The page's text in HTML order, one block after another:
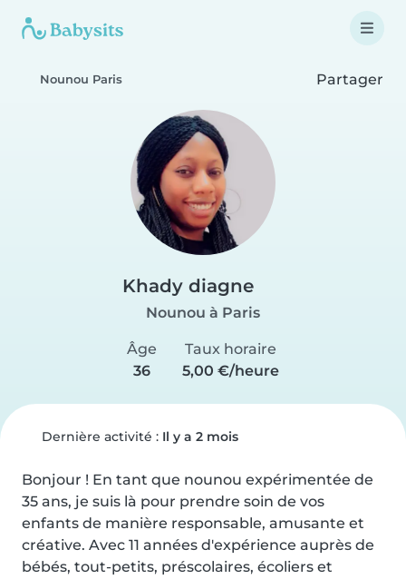
Nounou Paris Partager
Khady diagne
Nounou à Paris
Âge
36
Taux horaire
5,00 €/heure
Dernière activité : Il y a 2 mois
Bonjour ! En tant que nounou expérimentée de
35 ans, je suis là pour prendre soin de vos
enfants de manière responsable, amusante et
créative. Avec 11 années d'expérience auprès de
bébés, tout-petits, préscolaires, écoliers et